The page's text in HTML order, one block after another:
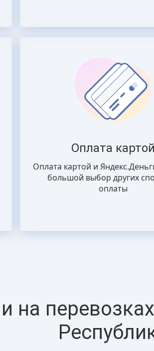
Оплата картой
Оплата картой и
большой выбор других
оплаты